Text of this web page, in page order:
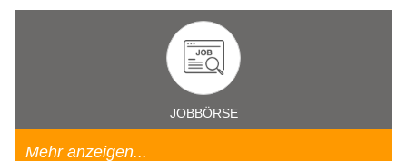
JOBBÖRSE
Mehr anzeigen...